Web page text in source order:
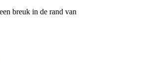
breuk in de rand van